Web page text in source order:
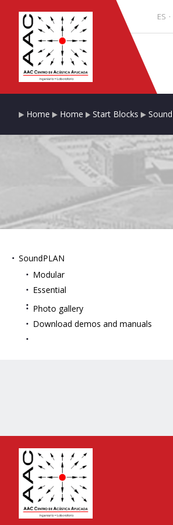
ES ·
Home Home Start Blocks
SoundPLAN
Modular
Essential
Photo gallery
Download demos and manuals